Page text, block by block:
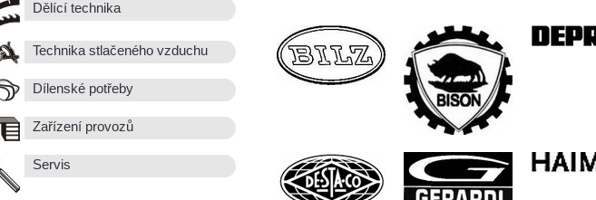
Dělící technika
Technika stlačeného vzduchu
Dílenské potřeby
Zařízení provozů
Servis